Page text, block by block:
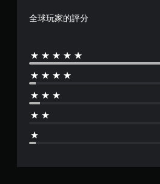
全球玩家的評分